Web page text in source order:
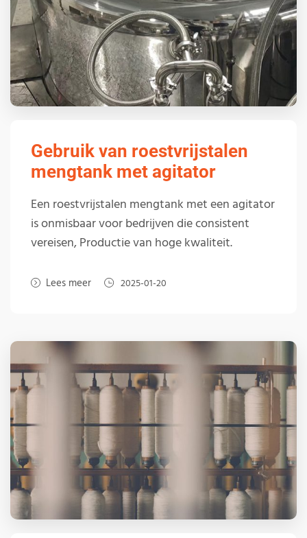
Gebruik van roestvrijstalen
mengtank met agitator
Een roestvrijstalen mengtank met een agitator
is onmisbaar voor bedrijven die consistent
vereisen, Productie van hoge kwaliteit.
Lees meer 2025-01-20